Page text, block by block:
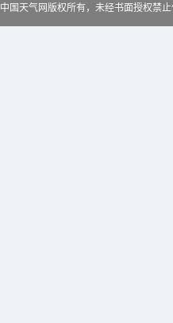
中国天气网版权所有，未经书面授权